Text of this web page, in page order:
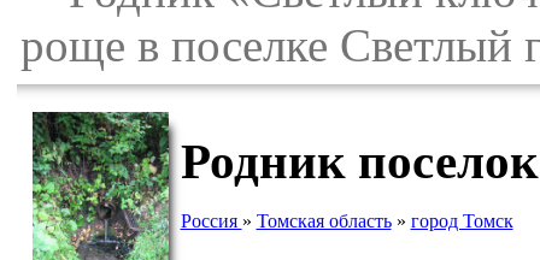
роще в поселке Светлый
Родник
Россия » Томская область» город Томск